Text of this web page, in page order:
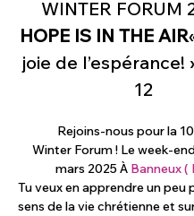
WINTER FORUM
HOPE IS IN THE AIR
joie de l’espérance!
12
Winter Forum ! Le week-
mars 2025 À Banneux (
Tu veux en apprendre un peu
sens de la vie chrétienne et